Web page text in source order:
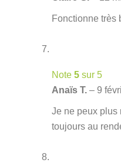
Fonctionne très
Note 5 sur 5
Anaïs T. – 9
Je ne peux plus
toujours au